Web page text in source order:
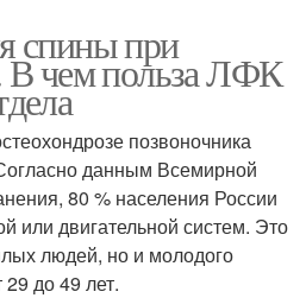
спины при
В чем польза ЛФК
позвоночника
данным Всемирной
80 % населения России
или двигательной систем. Это
людей, но и молодого
29 до 49 лет.